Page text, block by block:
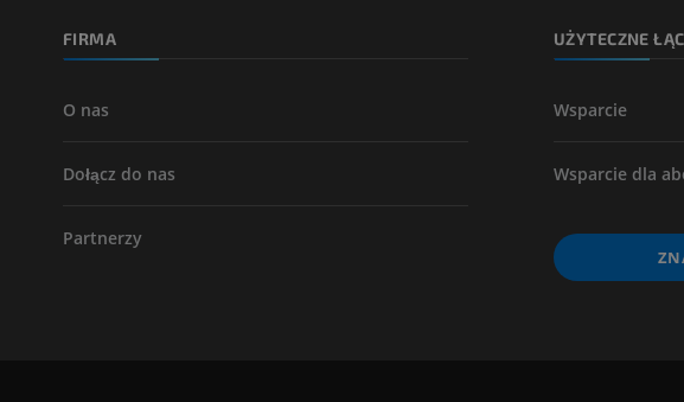
FIRMA
O nas
Dołącz do nas
Partnerzy
UŻYTECZNE
Wsparcie
Wsparcie dla